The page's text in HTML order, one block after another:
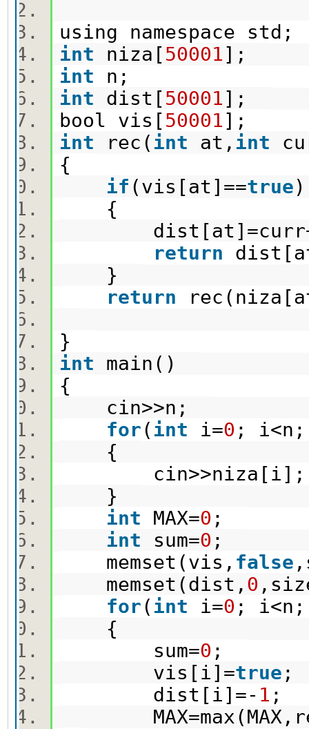
using namespace
int niza[50001];
int n;
int dist[50001];
bool vis[50001];
int rec( int at, int
{
if (vis[at]==true
{
return
}
return
}
int main()
{
cin>>n;
for( int i=0 ;
{
}
int MAX=0 ;
int sum=0 ;
memset(vis, false
memset(dist, 0
for( int i=0 ;
{
sum=0 ;
vis[i]=true
dist[i]=- 1 ;